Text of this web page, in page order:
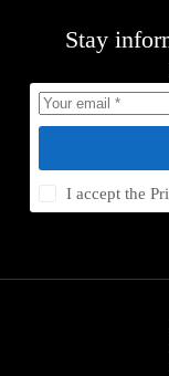
Stay
I accept the